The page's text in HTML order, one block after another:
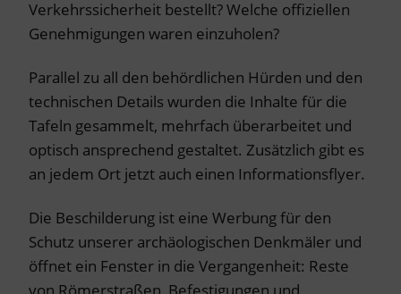
Verkehrssicherheit bestellt? Welche offiziellen
Genehmigungen waren einzuholen?
Parallel zu all den behördlichen Hürden und den
technischen Details wurden die Inhalte für die
Tafeln gesammelt, mehrfach überarbeitet und
optisch ansprechend gestaltet. Zusätzlich gibt es
an jedem Ort jetzt auch einen Informationsflyer.
Die Beschilderung ist eine Werbung für den
Schutz unserer archäologischen Denkmäler und
öffnet ein Fenster in die Vergangenheit: Reste
von Römerstraßen, Befestigungen und